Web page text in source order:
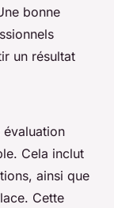
bonne
un résultat
Cela inclut
ainsi que
Cette